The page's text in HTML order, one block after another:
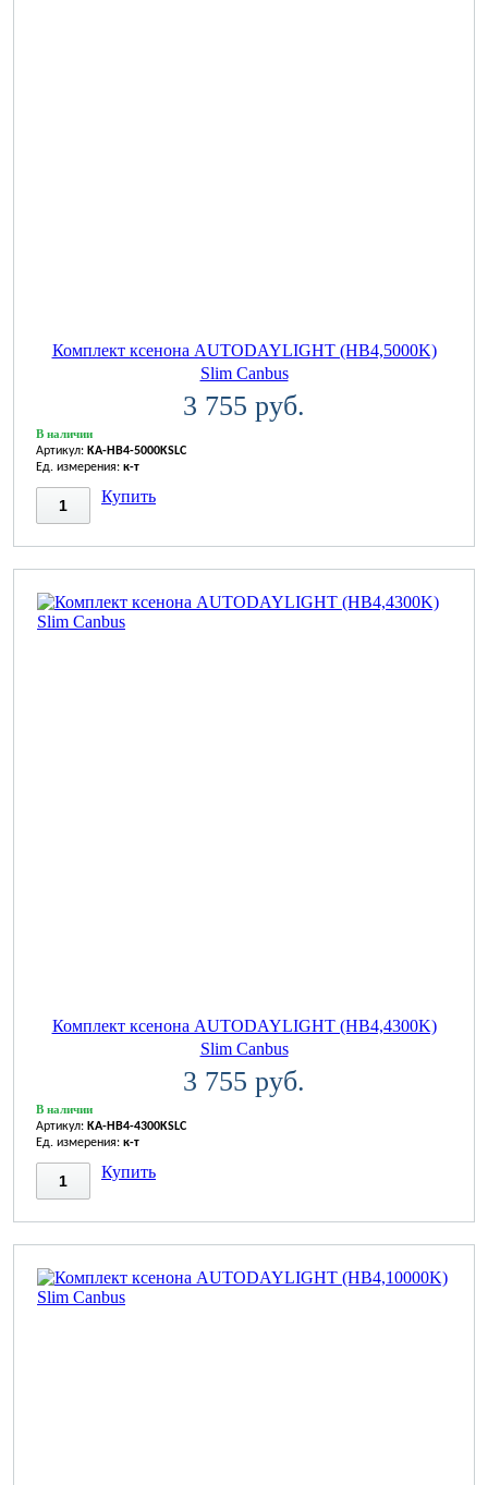
Комплект ксенона AUTODAYLIGHT (HB4,5000K)
Slim Canbus
3 755 руб.
В наличии
Артикул: KA-HB4-5000KSLC
Ед. измерения: к-т
Купить
Комплект ксенона AUTODAYLIGHT (HB4,4300K)
Slim Canbus
3 755 руб.
В наличии
Артикул: KA-HB4-4300KSLC
Ед. измерения: к-т
Купить